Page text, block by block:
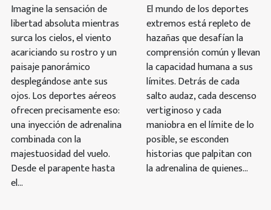
Imagine la sensación de
libertad absoluta mientras
surca los cielos, el viento
acariciando su rostro y un
paisaje panorámico
desplegándose ante sus
ojos. Los deportes aéreos
ofrecen precisamente eso:
una inyección de adrenalina
combinada con la
majestuosidad del vuelo.
Desde el parapente hasta
el...
El mundo de los deportes
extremos está repleto de
hazañas que desafían la
comprensión común y llevan
la capacidad humana a sus
límites. Detrás de cada
salto audaz, cada descenso
vertiginoso y cada
maniobra en el límite de lo
posible, se esconden
historias que palpitan con
la adrenalina de quienes...